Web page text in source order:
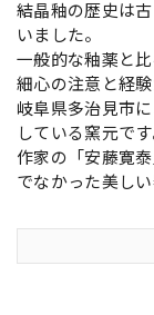
結晶釉の歴史は
いました。
一般的な釉薬と
細心の注意と経
岐阜県多治見市
している窯元です
作家の「安藤寛
でなかった美し